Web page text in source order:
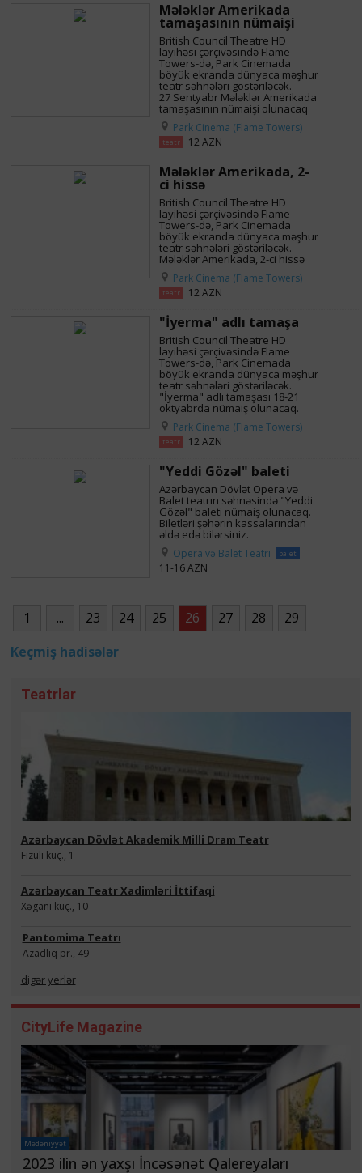
Mələklər Amerikada
tamaşasının nümaişi
British Council Theatre HD
layihəsi çərçivəsində Flame
Towers-də, Park Cinemada
böyük ekranda dünyaca məşhur
teatr səhnələri göstəriləcək.
27 Sentyabr Mələklər Amerikada
tamaşasının nümaişi olunacaq
Park Cinema (Flame Towers)
teatr 12 AZN
Mələklər Amerikada, 2-
ci hissə
British Council Theatre HD
layihəsi çərçivəsində Flame
Towers-də, Park Cinemada
böyük ekranda dünyaca məşhur
teatr səhnələri göstəriləcək.
Mələklər Amerikada, 2-ci hissə
Park Cinema (Flame Towers)
teatr 12 AZN
"İyerma" adlı tamaşa
British Council Theatre HD
layihəsi çərçivəsində Flame
Towers-də, Park Cinemada
böyük ekranda dünyaca məşhur
teatr səhnələri göstəriləcək.
"İyerma" adlı tamaşası 18-21
oktyabrda nümaiş olunacaq.
Park Cinema (Flame Towers)
teatr 12 AZN
"Yeddi Gözəl" baleti
Azərbaycan Dövlət Opera və
Balet teatrın səhnəsində "Yeddi
Gözəl" baleti nümaiş olunacaq.
Biletləri şəhərin kassalarından
əldə edə bilərsiniz.
Opera və Balet Teatrı balet
11-16 AZN
1 ... 23 24 25 26 27 28
29
Keçmiş hadisələr
Teatrlar
Azərbaycan Dövlət Akademik Milli Dram Teatr
Fizuli küç., 1
Azərbaycan Teatr Xadimləri İttifaqi
Xəgani küç., 10
Pantomima Teatrı
Azadlıq pr., 49
digər yerlər
CityLife Magazine
Mədəniyyət
2023 ilin ən yaxşı İncəsənət Qalereyaları